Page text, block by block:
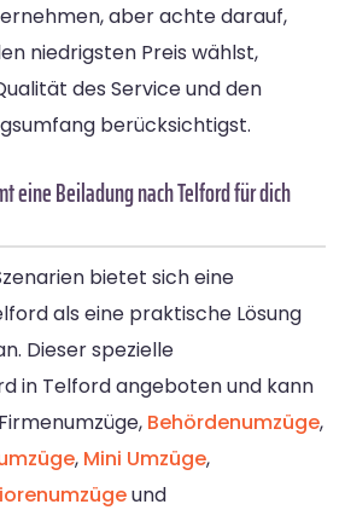
aber achte darauf,
niedrigsten Preis wählst,
des Service und den
berücksichtigst.
eine Beiladung nach Telford für dich
bietet sich eine
als eine praktische Lösung
Dieser spezielle
in Telford angeboten und kann
Behördenumzüge,
, Mini Umzüge,
und